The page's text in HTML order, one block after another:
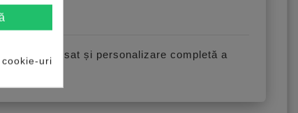
avansat și personalizare completă a
uri